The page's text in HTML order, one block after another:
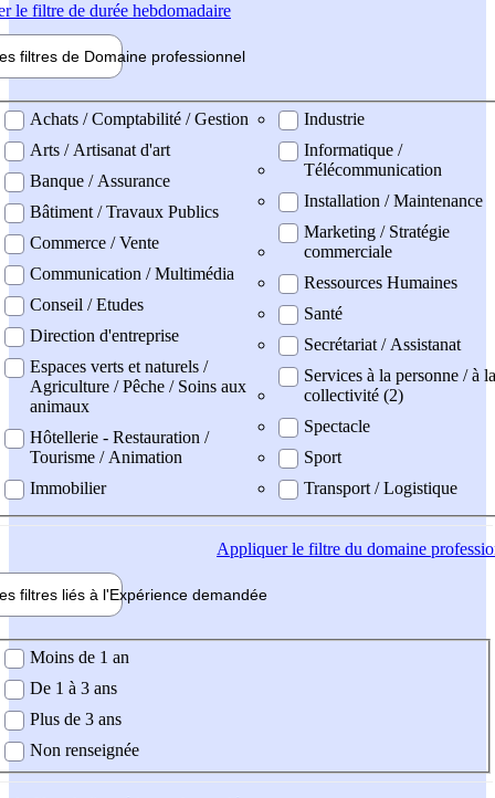
le filtre de durée hebdomadaire
filtres de Domaine professionnel
professionel
Achats / Comptabilité / Gestion
Arts / Artisanat d'art
Banque / Assurance
Bâtiment / Travaux Publics
Commerce / Vente
Communication / Multimédia
Conseil / Etudes
Direction d'entreprise
Espaces verts et naturels /
Agriculture / Pêche / Soins aux
animaux
Hôtellerie - Restauration /
Tourisme / Animation
Immobilier
Industrie
Informatique /
Télécommunication
Installation / Maintenance
Marketing / Stratégie
commerciale
Ressources Humaines
Santé
Secrétariat / Assistanat
Services à la personne / à la
collectivité (2)
Spectacle
Sport
Transport / Logistique
Appliquerle filtre du domaine
filtres liés à l'Expérience demandée
demandée
Moins de 1 an
De 1 à 3 ans
Plus de 3 ans
Non renseignée